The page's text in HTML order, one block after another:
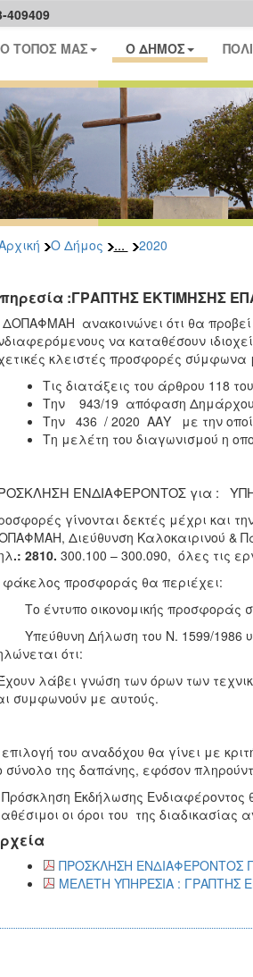
Ο ΤΟΠΟΣ ΜΑΣ Ο ΔΗΜΟΣ
Ο Δήμος ... 2020
:ΓΡΑΠΤΗΣ ΕΚΤΙΜΗΣΗΣ
ανακοινώνει ότι θα
να καταθέσουν
κλειστές προσφορές σύμφωνα
Τις διατάξεις του άρθρου 118
Την 943/19 απόφαση Δημάρχου
Την 436 / 2020 ΑΑΥ με την
Τη μελέτη του διαγωνισμού η
ΕΝΔΙΑΦΕΡΟΝΤΟΣ για :
γίνονται δεκτές μέχρι και
Διεύθυνση Καλοκαιρινού &
.: 2810. 300.100 – 300.090, όλες τις
προσφοράς θα περιέχει:
Το έντυπο οικονομικής προσφοράς
Υπεύθυνη Δήλωση του Ν. 1599/1986
ότι:
λάβει γνώση των όρων των
συμφωνούν με αυτούς.
επιλογή του αναδόχου θα γίνει με
σύνολο της δαπάνης, εφόσον
Εκδήλωσης Ενδιαφέροντος
οι όροι του της διαδικασίας
ΠΡΟΣΚΛΗΣΗ ΕΝΔΙΑΦΕΡΟΝΤΟΣ
ΜΕΛΕΤΗ ΥΠΗΡΕΣΙΑ : ΓΡΑΠΤΗΣ